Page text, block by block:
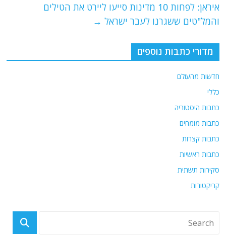
p
o
k
איראן: לפחות 10 מדינות סייעו ליירט את הטילים
והמל"טים ששגרנו לעבר ישראל →
מדורי כתבות נוספים
חדשות מהעולם
כללי
כתבות היסטוריה
כתבות מומחים
כתבות קצרות
כתבות ראשיות
סקירות תשתית
קריקטורות